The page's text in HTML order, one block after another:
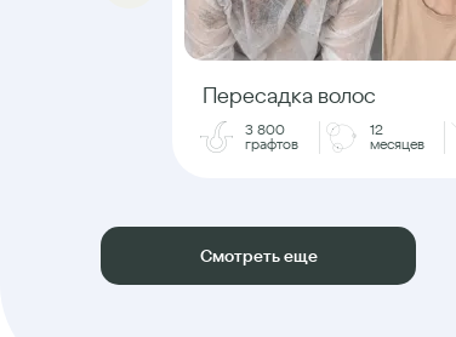
Пересадка волос
3 800
графтов
12
месяцев
Смотреть еще